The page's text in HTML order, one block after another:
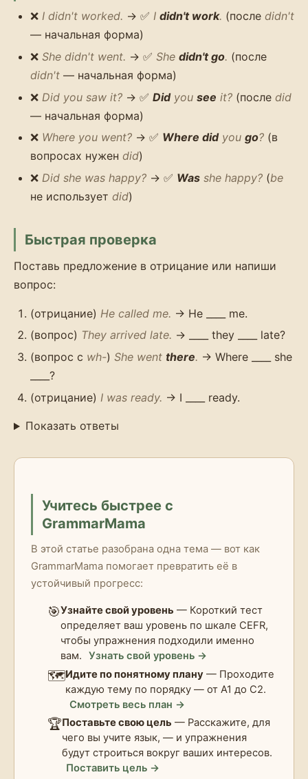
❌ I didn't worked. → ✅ I didn't work. (после didn't
— начальная форма)
❌ She didn't went. → ✅ She didn't go. (после
didn't — начальная форма)
❌ Did you saw it? → ✅ Didyou see it? (после did
— начальная форма)
❌ Where you went? → ✅ Where didyou go? (в
вопросах нужен did)
❌ Did she was happy? → ✅ Was she happy? (be
не использует did)
Быстрая проверка
Поставь предложение в отрицание или напиши
вопрос:
(отрицание) He called me. → He ____ me.
(вопрос) They arrived late. → ____ they ____ late?
(вопрос с wh-) She went there. → Where ____ she
____?
(отрицание) I was ready. → I ____ ready.
Показать ответы
Учитесь быстрее с
GrammarMama
В этой статье разобрана одна тема — вот как
GrammarMama помогает превратить её в
устойчивый прогресс:
🎯Узнайте свой уровень — Короткий тест
определяет ваш уровень по шкале CEFR,
чтобы упражнения подходили именно
вам.
Узнать свой уровень →
🗺️Идите по понятному плану — Проходите
каждую тему по порядку — от A1 до C2.
Смотреть весь план →
🏆Поставьте свою цель — Расскажите, для
чего вы учите язык, — и упражнения
будут строиться вокруг ваших интересов.
Поставить цель →